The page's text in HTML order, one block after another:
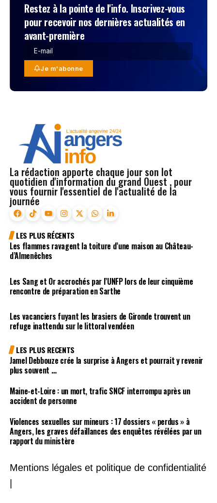
Restez à la pointe de l'info. Inscrivez-vous
pour recevoir nos dernières actualités en
avant-première
Je m'abonne
La rédaction apporte chaque jour son lot
quotidien d'information du grand Ouest , pour
vous fournir l'essentiel de l'actualité de la
journée
LES PLUS RÉCENTS
Les flammes ravagent la toiture d’une maison au Château-
d’Almenêches
Les Sang et Or accrochés par l’UNFP lors de leur cinquième
rencontre de préparation en Sarthe
Les vacanciers fuyant les brasiers de Gironde trouvent un
refuge inattendu sur le littoral vendéen
LES PLUS RECENTS
Jamel Debbouze crée la surprise à Angers et pourrait y revenir
plus souvent …
Maine-et-Loire : un mort, trafic SNCF interrompu après un
accident de personne
Violences sexuelles sur mineurs : 17 dossiers « perdus » à
Angers, les graves défaillances des enquêtes révélées par un
rapport du ministère
Mentions légales et politique de confidentialité